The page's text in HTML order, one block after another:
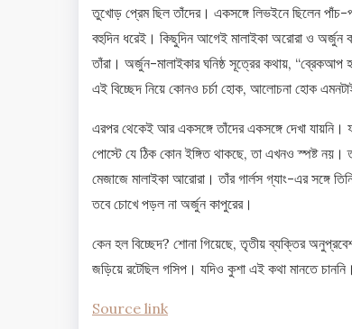
তুখোড় প্রেম ছিল তাঁদের। একসঙ্গে লিভইনে ছিলেন পাঁচ-
বহুদিন ধরেই। কিছুদিন আগেই মালাইকা অরোরা ও অর্জুন
তাঁরা। অর্জুন-মালাইকার ঘনিষ্ঠ সূত্রের কথায়,
এই বিচ্ছেদ নিয়ে কোনও চর্চা হোক, আলোচনা হোক
এরপর থেকেই আর একসঙ্গে তাঁদের একসঙ্গে দেখা যায়নি।
পোস্টে যে ঠিক কোন ইঙ্গিত থাকছে, তা এখনও স্পষ্ট নয়।
মেজাজে মালাইকা আরোরা। তাঁর গার্লস গ্যাং-এর সঙ্গে
তবে চোখে পড়ল না অর্জুন কাপুরের।
কেন হল বিচ্ছেদ? শোনা গিয়েছে, তৃতীয় ব্যক্তির
জড়িয়ে রটেছিল গসিপ। যদিও কুশা এই কথা মানতে
Source link